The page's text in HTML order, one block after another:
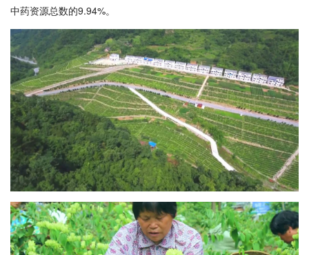
中药资源总数的9.94%。